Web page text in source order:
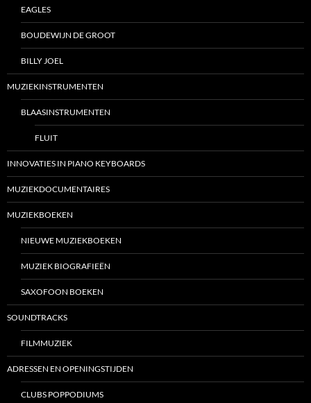
EAGLES
BOUDEWIJN DE GROOT
BILLY JOEL
MUZIEKINSTRUMENTEN
BLAASINSTRUMENTEN
FLUIT
INNOVATIES IN PIANO KEYBOARDS
MUZIEKDOCUMENTAIRES
MUZIEKBOEKEN
NIEUWE MUZIEKBOEKEN
MUZIEK BIOGRAFIEËN
SAXOFOON BOEKEN
SOUNDTRACKS
FILMMUZIEK
ADRESSEN EN OPENINGSTIJDEN
CLUBS POPPODIUMS